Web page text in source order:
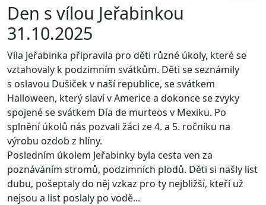
Den s vílou Jeřabinkou
31.10.2025
Víla Jeřabinka připravila pro děti různé úkoly, které se
vztahovaly k podzimním svátkům. Děti se seznámily
s oslavou Dušiček v naší republice, se svátkem
Halloween, který slaví v Americe a dokonce se zvyky
spojené se svátkem Día de murteos v Mexiku. Po
splnění úkolů nás pozvali žáci ze 4. a 5. ročníku na
výrobu ozdob z hlíny.
Posledním úkolem Jeřabinky byla cesta ven za
poznáváním stromů, podzimních plodů. Děti si našly list
dubu, pošeptaly do něj vzkaz pro ty nejbližší, kteří už
nejsou a list poslaly po vodě...